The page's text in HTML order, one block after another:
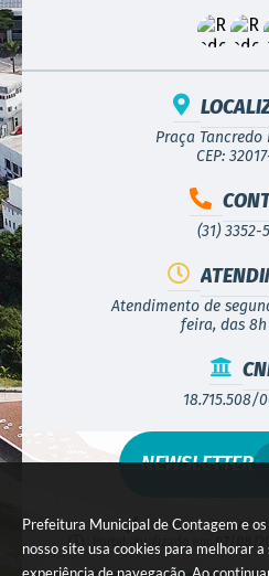
Prefeitura Municipal de Contagem e
nosso site usa cookies para melhorar a
Praça Tancredo
CEP:
(31) 3352-
Atendimento de
feira, das 8h
18.715.508/
Versão do Sistema:
Portal atualizado em:
07/08/
NEWSLETTER